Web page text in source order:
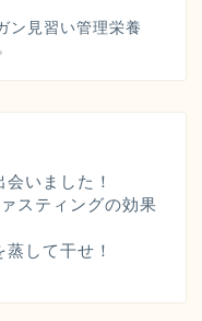
ン見習い管理栄養
いました！
スティングの効果
して干せ！